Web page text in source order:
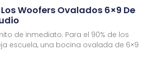
Los Woofers Ovalados 6×9 De
de inmediato. Para el 90% de los
escuela, una bocina ovalada de 6×9